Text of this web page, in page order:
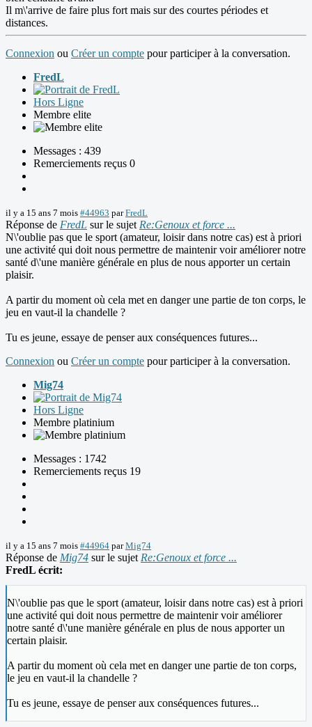
Il m\'arrive de faire plus fort mais sur des courtes périodes et
distances.
Connexion ou Créer un compte pour participer à la conversation.
FredL
Hors Ligne
Membre elite
Messages : 439
Remerciements reçus 0
il y a 15 ans 7 mois #44963 parFredL
Réponse de FredL sur le sujet Re:Genoux et force ...
N\'oublie pas que le sport (amateur, loisir dans notre cas) est à priori
une activité qui doit nous permettre de maintenir voir améliorer notre
santé d\'une manière générale en plus de nous apporter un certain
plaisir.
A partir du moment où cela met en danger une partie de ton corps, le
jeu en vaut-il la chandelle ?
Tu es jeune, essaye de penser aux conséquences futures...
Connexion ou Créer un compte pour participer à la conversation.
Mig74
Hors Ligne
Membre platinium
Messages : 1742
Remerciements reçus 19
il y a 15 ans 7 mois #44964 parMig74
Réponse de Mig74 sur le sujet Re:Genoux et force ...
FredL écrit:
N\'oublie pas que le sport (amateur, loisir dans notre cas) est à priori
une activité qui doit nous permettre de maintenir voir améliorer
notre santé d\'une manière générale en plus de nous apporter un
certain plaisir.
A partir du moment où cela met en danger une partie de ton corps,
le jeu en vaut-il la chandelle ?
Tu es jeune, essaye de penser aux conséquences futures...